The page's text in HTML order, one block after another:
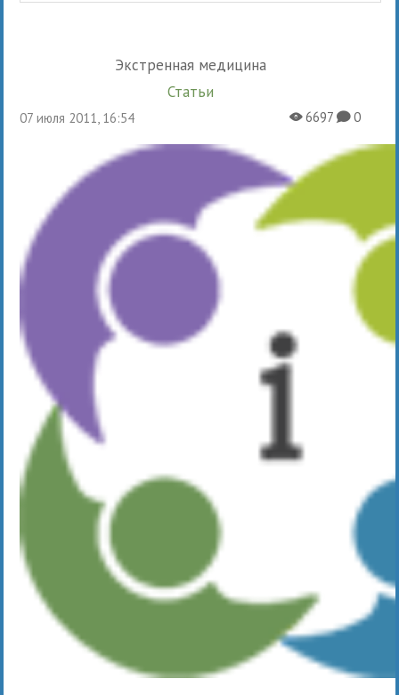
Экстренная медицина
Статьи
07 июля 2011, 16:54 X6697K0